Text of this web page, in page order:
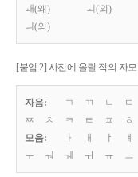
ㅙ(왜)
ㅚ(외)
ㅢ(의)
[붙임 2] 사전에 올릴 적의 자
자음: ㄱ ㄲ ㄴ ㄷ
ㅉ
ㅊ ㅋ ㅌ ㅍ
ㅎ
모음:
ㅏ ㅐ ㅑ ㅒ
ㅜ
ㅝ ㅞ ㅟ ㅠ ㅡ